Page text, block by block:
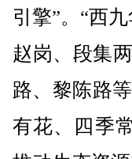
引擎”。“西
赵岗、段集
路、黎陈路
有花、四季